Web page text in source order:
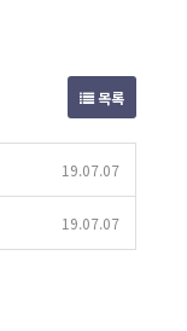
목록
19.07.07
19.07.07